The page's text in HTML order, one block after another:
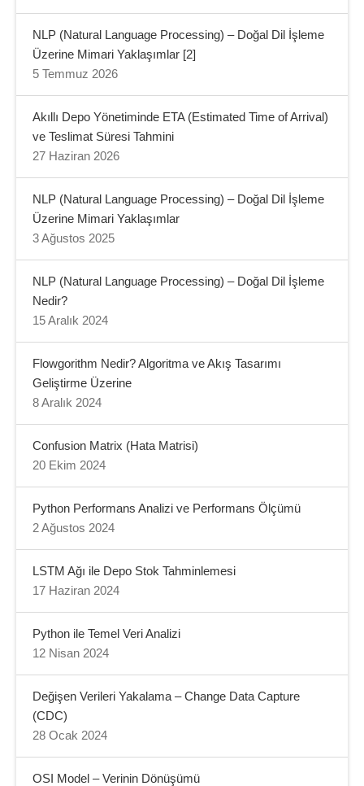
NLP (Natural Language Processing) – Doğal Dil İşleme
Üzerine Mimari Yaklaşımlar [2]
5 Temmuz 2026
Akıllı Depo Yönetiminde ETA (Estimated Time of Arrival)
ve Teslimat Süresi Tahmini
27 Haziran 2026
NLP (Natural Language Processing) – Doğal Dil İşleme
Üzerine Mimari Yaklaşımlar
3 Ağustos 2025
NLP (Natural Language Processing) – Doğal Dil İşleme
Nedir?
15 Aralık 2024
Flowgorithm Nedir? Algoritma ve Akış Tasarımı
Geliştirme Üzerine
8 Aralık 2024
Confusion Matrix (Hata Matrisi)
20 Ekim 2024
Python Performans Analizi ve Performans Ölçümü
2 Ağustos 2024
LSTM Ağı ile Depo Stok Tahminlemesi
17 Haziran 2024
Python ile Temel Veri Analizi
12 Nisan 2024
Değişen Verileri Yakalama – Change Data Capture
(CDC)
28 Ocak 2024
OSI Model – Verinin Dönüşümü